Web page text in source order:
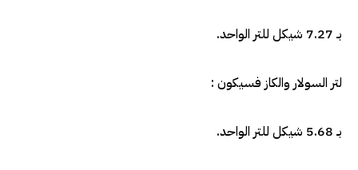
بـ 7.27 شيكل للتر الواحد.
لتر السولار والكاز فسيكون :
بـ 5.68 شيكل للتر الواحد.